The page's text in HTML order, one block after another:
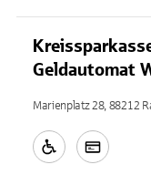
Geldautomat
Marienplatz 28, 88212